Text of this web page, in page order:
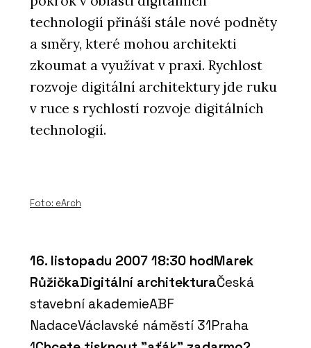
technologií přináší stále nové podněty
a směry, které mohou architekti
zkoumat a využívat v praxi. Rychlost
rozvoje digitální architektury jde ruku
v ruce s rychlostí rozvoje digitálních
technologií.
Foto: eArch
16. listopadu 2007 18:30 hodMarek
RůžičkaDigitální architekturaČeská
stavební akademieABF
NadaceVáclavské náměstí 31Praha